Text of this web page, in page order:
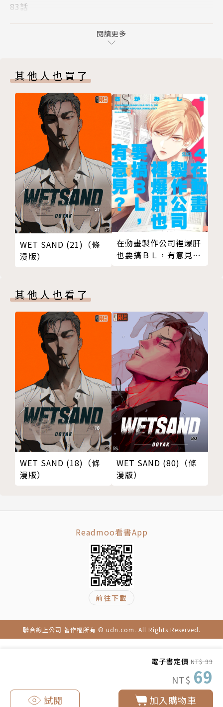
電子書定價 NT$ 99
NT$ 69
加入購物車
試閱
相關著作
《魔王大人，拿一下那個!!(4)》
83話
附錄漫畫
版權頁
閱讀更多
其他人也買了
WET SAND (21)（條
漫版）
在動畫製作公司裡爆肝
也要搞ＢＬ，有意見？
其他人也看了
WET SAND (18)（條
漫版）
WET SAND (80)（條
漫版）
Readmoo看書App
前往下載
聯合線上公司 著作權所有 © udn.com. All Rights Reserved.